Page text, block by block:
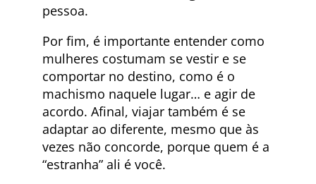
pessoa.
Por fim, é importante entender como
mulheres costumam se vestir e se
comportar no destino, como é o
machismo naquele lugar… e agir de
acordo. Afinal, viajar também é se
adaptar ao diferente, mesmo que às
vezes não concorde, porque quem é a
“estranha” ali é você.